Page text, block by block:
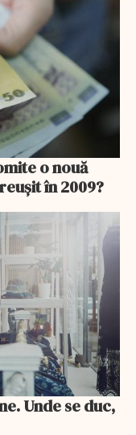
o nouă
în 2009?
Unde se duc,